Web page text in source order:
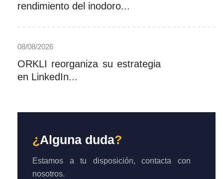
rendimiento del inodoro...
08/08/2026
ORKLI reorganiza su estrategia
en LinkedIn...
¿ Alguna duda?
Estamos a tu disposición, contacta con
nosotros.